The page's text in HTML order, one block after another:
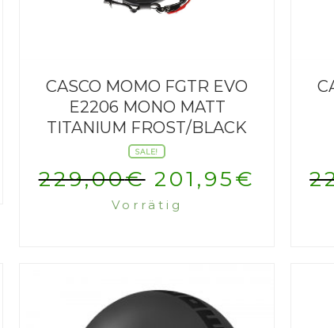
CASCO MOMO FGTR EVO
E2206 MONO MATT
TITANIUM FROST/BLACK
SALE!
229,00€
Preis
201,95€
Vorrätig